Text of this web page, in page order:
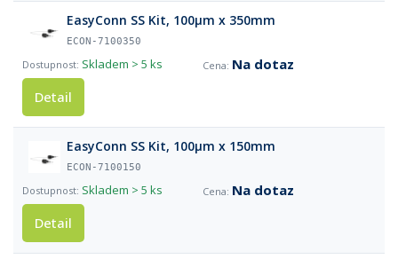
EasyConn SS Kit, 100µm x 350mm
ECON-7100350
Skladem > 5 ks
Na dotaz
Detail
EasyConn SS Kit, 100µm x 150mm
ECON-7100150
Skladem > 5 ks
Na dotaz
Detail